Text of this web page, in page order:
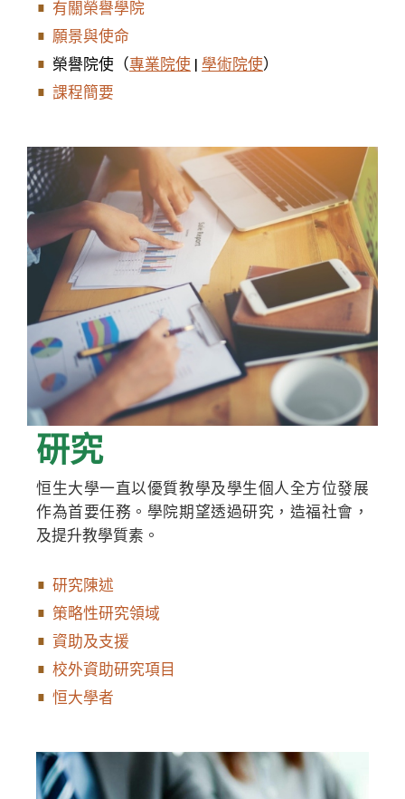
有關榮譽學院
願景與使命
榮譽院使（專業院使 | 學術院使）
課程簡要
研究
恒生大學一直以優質教學及學生個人全方位發展
作為首要任務。學院期望透過研究，造福社會，
及提升教學質素。
研究陳述
策略性研究領域
資助及支援
校外資助研究項目
恒大學者